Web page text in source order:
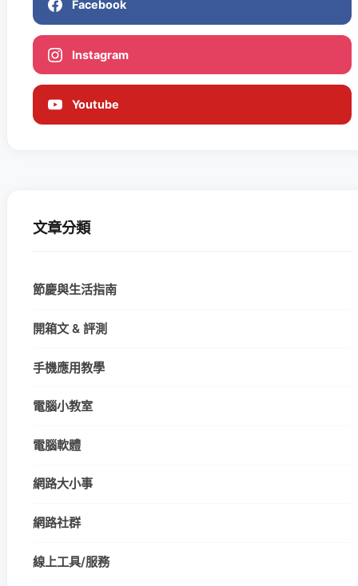
Facebook
Instagram
Youtube
文章分類
節慶與生活指南
開箱文 & 評測
手機應用教學
電腦小教室
電腦軟體
網路大小事
網路社群
線上工具/服務